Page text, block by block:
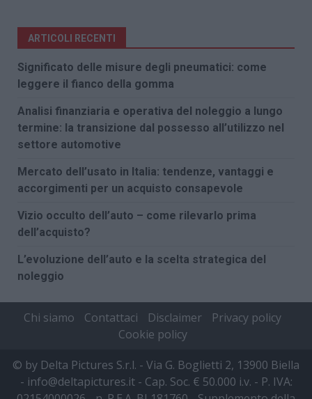
ARTICOLI RECENTI
Significato delle misure degli pneumatici: come
leggere il fianco della gomma
Analisi finanziaria e operativa del noleggio a lungo
termine: la transizione dal possesso all’utilizzo nel
settore automotive
Mercato dell’usato in Italia: tendenze, vantaggi e
accorgimenti per un acquisto consapevole
Vizio occulto dell’auto – come rilevarlo prima
dell’acquisto?
L’evoluzione dell’auto e la scelta strategica del
noleggio
Chi siamo Contattaci Disclaimer
Privacy policy
Cookie policy
© by Delta Pictures S.r.l. - Via G. Boglietti 2, 13900 Biella
- info@deltapictures.it - Cap. Soc. € 50.000 i.v. - P. IVA: